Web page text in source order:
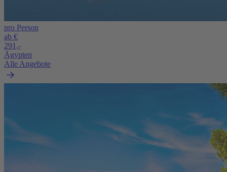
pro Person
ab €
291,-
Ägypten
Alle Angebote